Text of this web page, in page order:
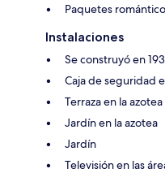
Paquetes
Instalaciones
Se construyó en
Caja de seguridad
Terraza en la azotea
Jardín en la azotea
Jardín
Televisión en las